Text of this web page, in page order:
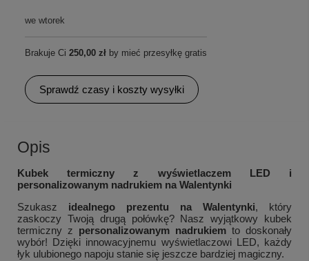
we wtorek
Brakuje Ci 250,00 zł by mieć przesyłkę gratis
Sprawdź czasy i koszty wysyłki
Opis
Kubek termiczny z wyświetlaczem LED i
personalizowanym nadrukiem na Walentynki
Szukasz idealnego prezentu na Walentynki, który
zaskoczy Twoją drugą połówkę? Nasz wyjątkowy kubek
termiczny z personalizowanym nadrukiem to doskonały
wybór! Dzięki innowacyjnemu wyświetlaczowi LED, każdy
łyk ulubionego napoju stanie się jeszcze bardziej magiczny.